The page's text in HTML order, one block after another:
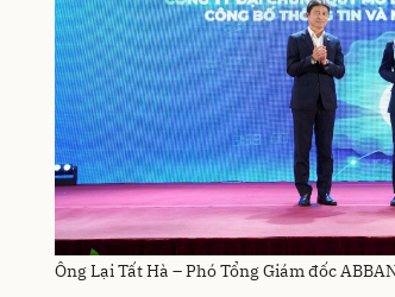
Ông Lại Tất Hà – Phó Tổng Giám đốc